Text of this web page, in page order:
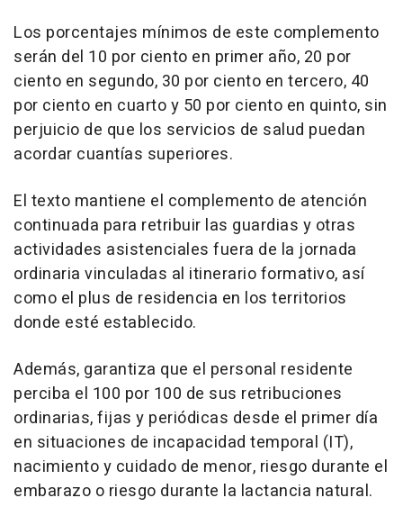
Los porcentajes mínimos de este complemento
serán del 10 por ciento en primer año, 20 por
ciento en segundo, 30 por ciento en tercero, 40
por ciento en cuarto y 50 por ciento en quinto, sin
perjuicio de que los servicios de salud puedan
acordar cuantías superiores.
El texto mantiene el complemento de atención
continuada para retribuir las guardias y otras
actividades asistenciales fuera de la jornada
ordinaria vinculadas al itinerario formativo, así
como el plus de residencia en los territorios
donde esté establecido.
Además, garantiza que el personal residente
perciba el 100 por 100 de sus retribuciones
ordinarias, fijas y periódicas desde el primer día
en situaciones de incapacidad temporal (IT),
nacimiento y cuidado de menor, riesgo durante el
embarazo o riesgo durante la lactancia natural.